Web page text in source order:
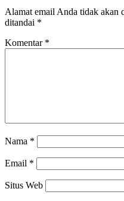
Alamat email Anda tidak akan
ditandai *
Komentar *
Nama *
Email *
Situs Web